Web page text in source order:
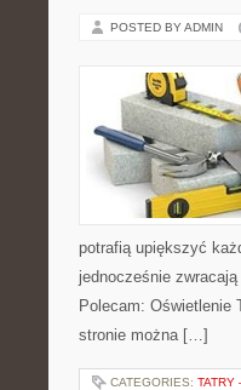
POSTED BY ADMIN
potrafią upiększyć
jednocześnie
Polecam: Oświetlenie
stronie można […]
CATEGORIES: TATRY